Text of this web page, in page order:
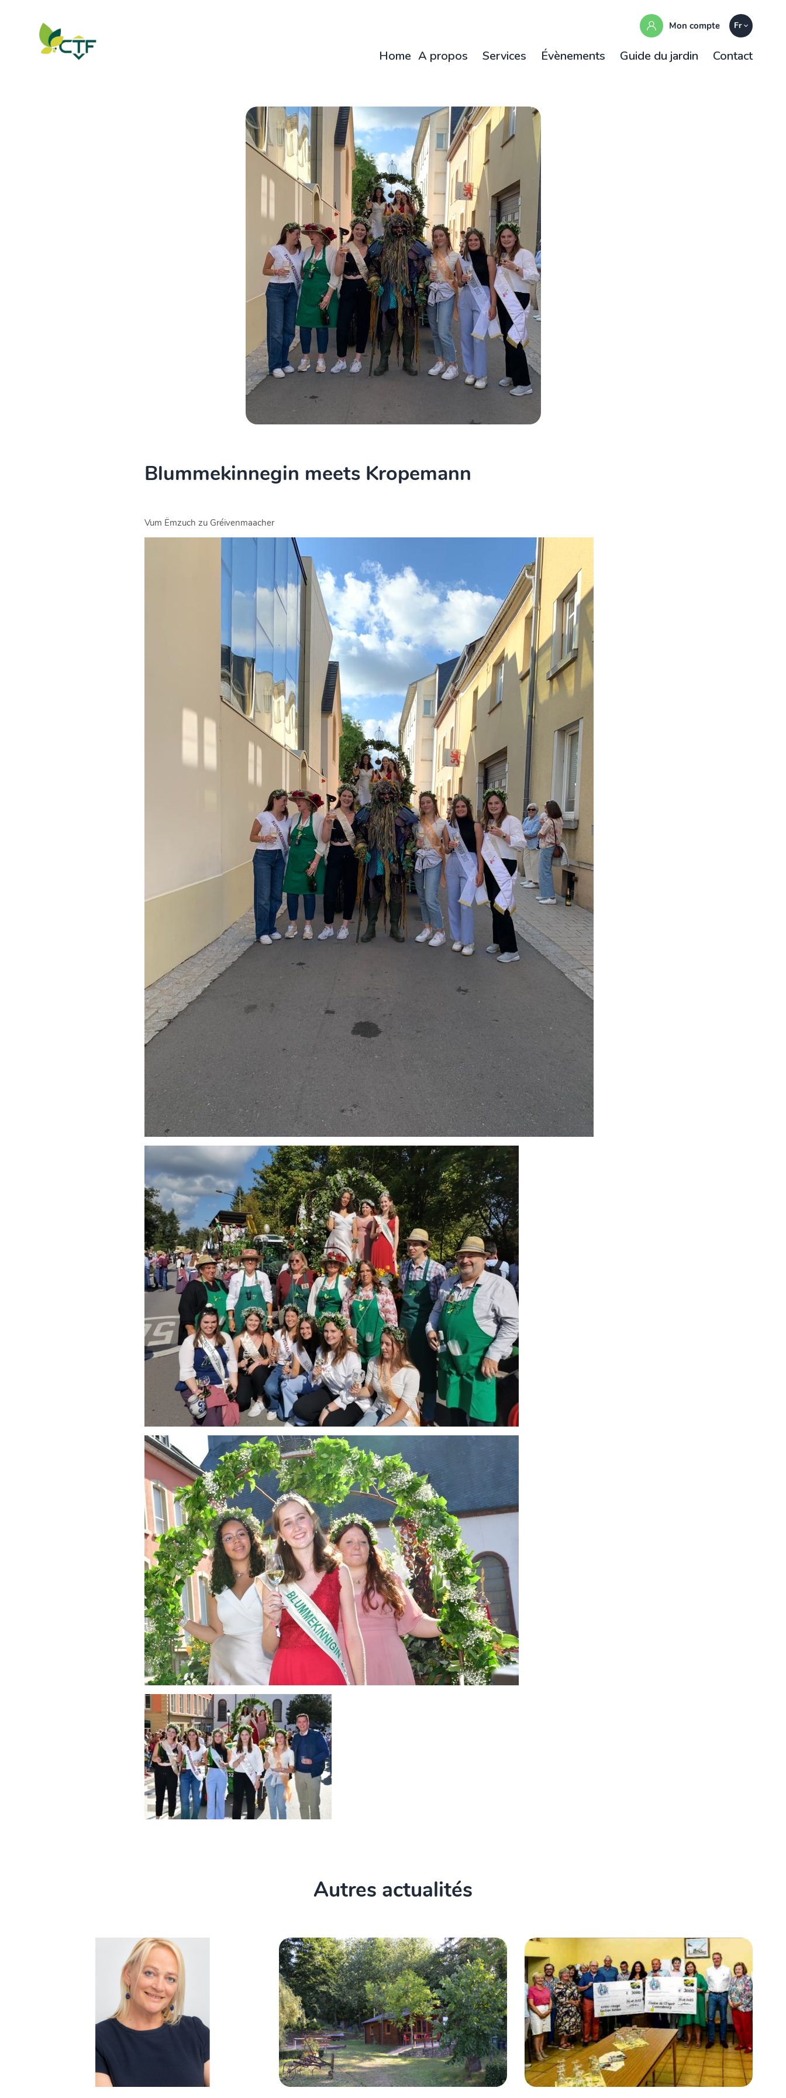
Mon compte Fr
Home A propos Services Évènements Guide du jardin Contact
Blummekinnegin meets Kropemann
Vum Ëmzuch zu Gréivenmaacher
Autres actualités